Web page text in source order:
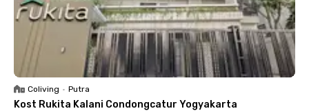
Coliving • Putra
Kost Rukita Kalani Condongcatur Yogyakarta